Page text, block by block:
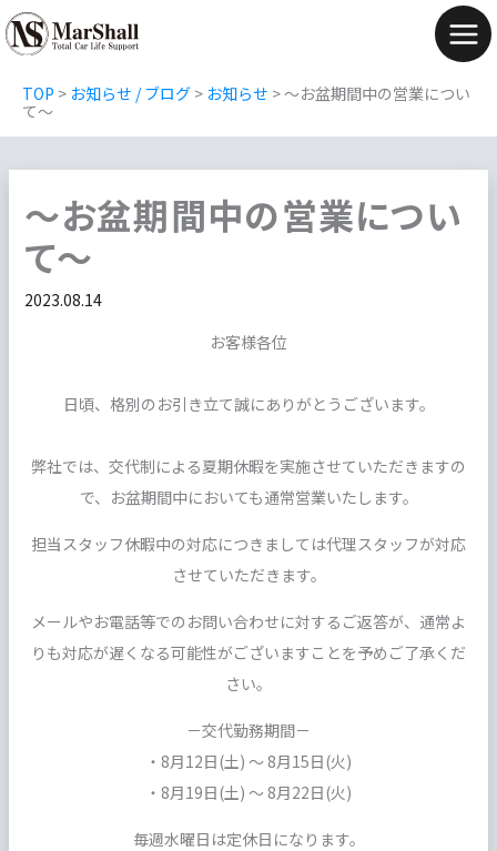
内
容
キ
ッ
TOP > お知らせ / ブログ > お知らせ > ～お盆期間中の営業につい
て～
～お盆期間中の営業につい
て～
2023.08.14
お客様各位
日頃、格別のお引き立て誠にありがとうございます。
弊社では、交代制による夏期休暇を実施させていただきますの
で、お盆期間中においても通常営業いたします。
担当スタッフ休暇中の対応につきましては代理スタッフが対応
させていただきます。
メールやお電話等でのお問い合わせに対するご返答が、通常よ
りも対応が遅くなる可能性がございますことを予めご了承くだ
さい。
－交代勤務期間－
・8月12日(土) 〜 8月15日(火)
・8月19日(土) 〜 8月22日(火)
毎週水曜日は定休日になります。